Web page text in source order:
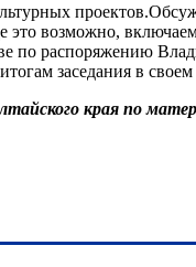
это возможно,
по распоряжению
заседания в своем
края по